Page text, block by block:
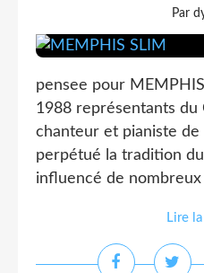
Par
pensee pour
1988 représentants du
chanteur et pianiste de
perpétué la tradition
influencé de nombreux
Lire